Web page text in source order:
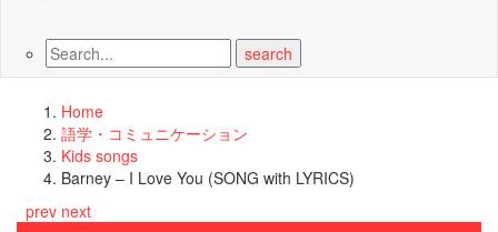
Home
語学・コミュニケーション
Kids songs
Barney – I Love You (SONG with LYRICS)
prev next